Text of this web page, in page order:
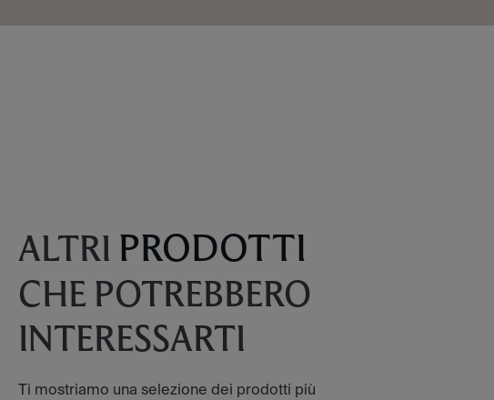
ALTRI PRODOTTI
CHE POTREBBERO
INTERESSARTI
Ti mostriamo una selezione dei prodotti più